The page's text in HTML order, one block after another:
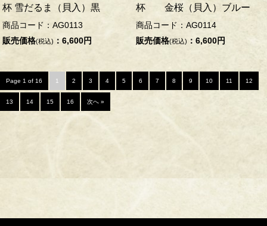
杯 雪だるま（貝入）黒
商品コード：AG0113
販売価格(税込) ：6,600円
杯 金桜（貝入）ブルー
商品コード：AG0114
販売価格(税込) ：6,600円
Page 1 of 16 1 2 3 4 5 6 7 8 9 10 11 12
13 14 15 16 次へ »